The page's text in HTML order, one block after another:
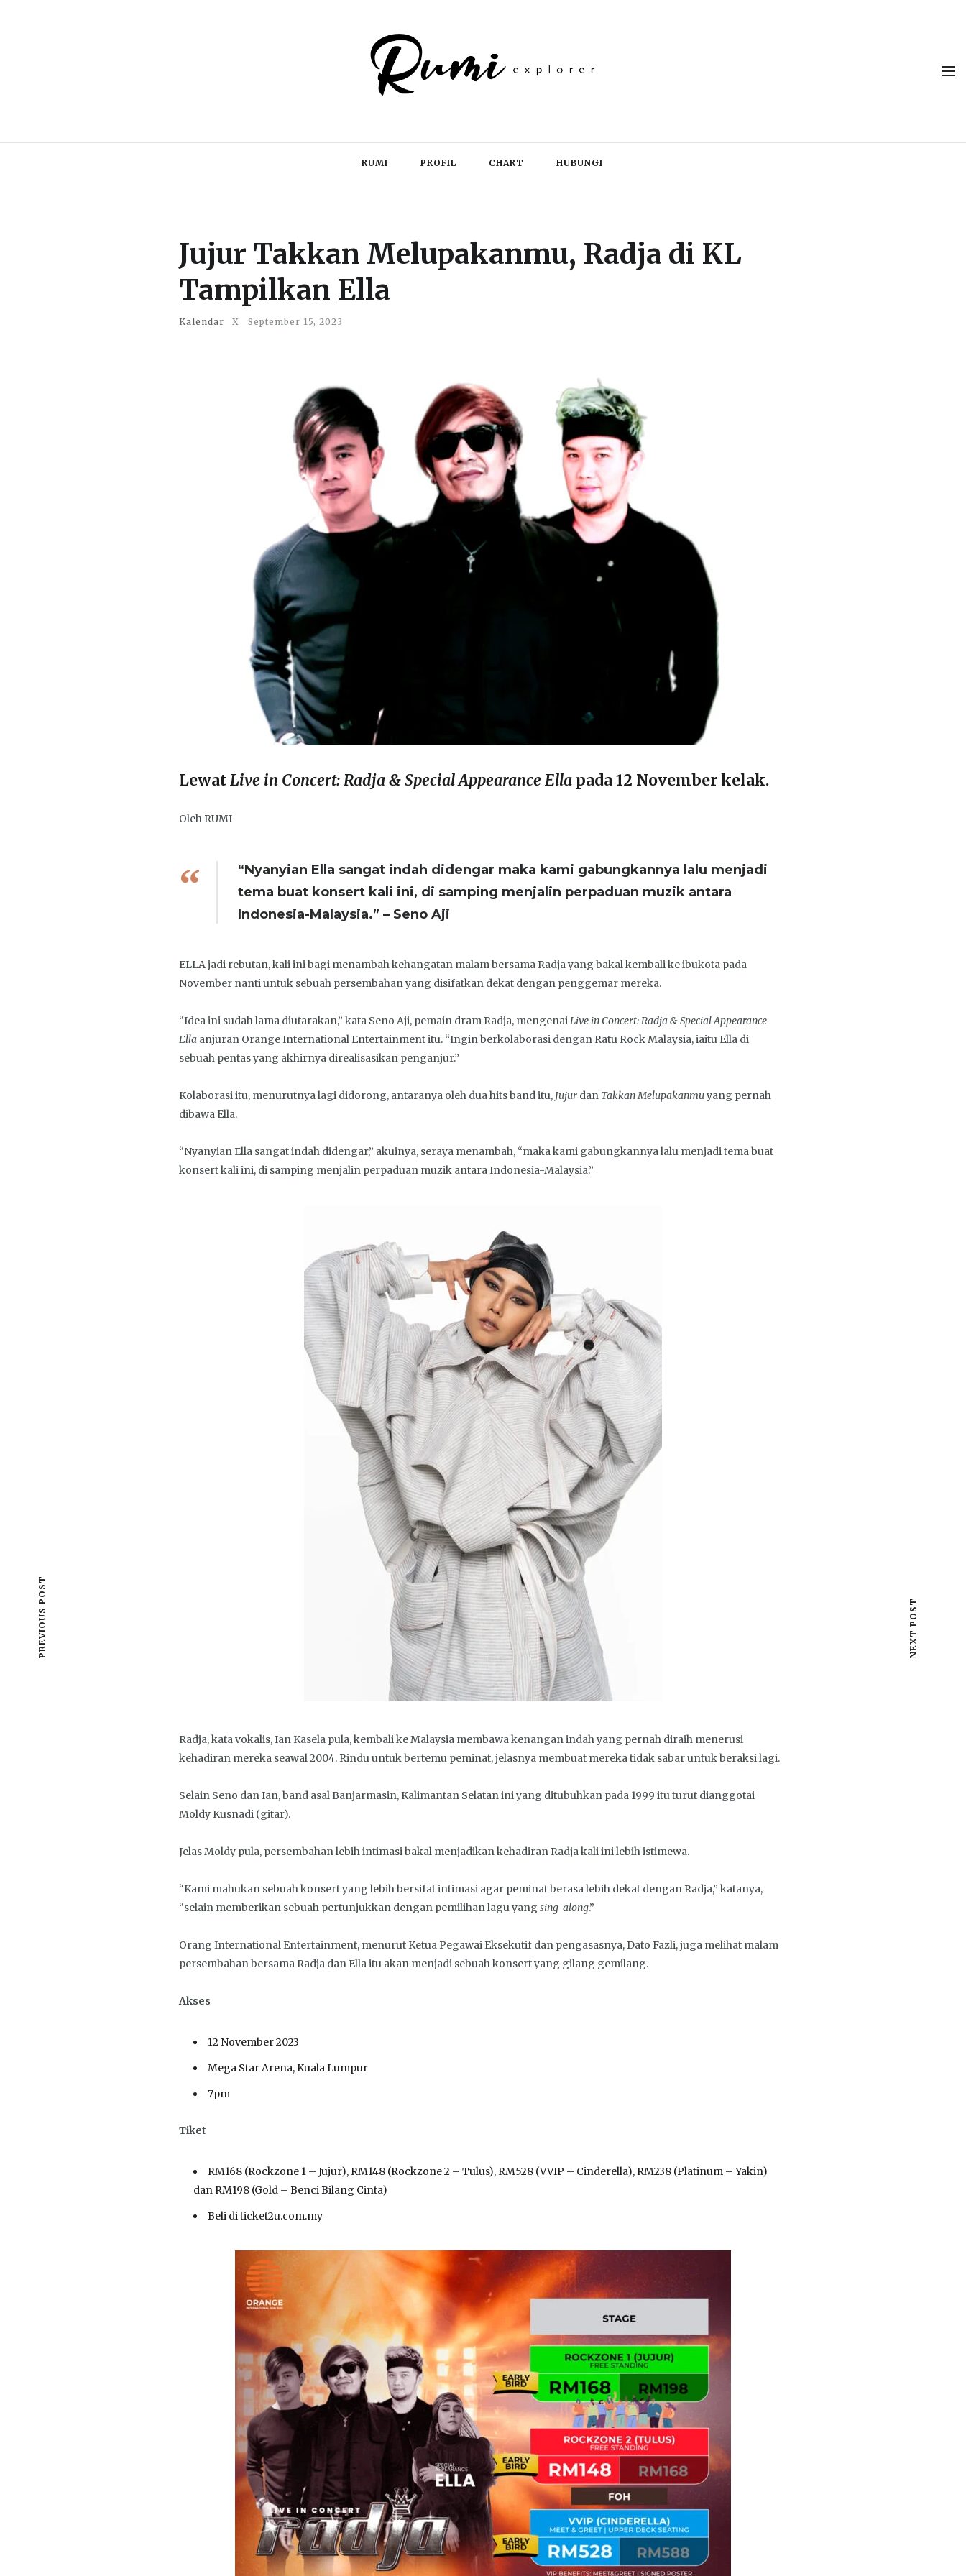
RUMI PROFIL CHART HUBUNGI
Jujur Takkan Melupakanmu, Radja di KL
Tampilkan Ella
Kalendar X September 15, 2023
LewatLive in Concert: Radja & Special Appearance Ella pada 12 November kelak.
Oleh RUMI
“Nyanyian Ella sangat indah didengar maka kami gabungkannya lalu menjadi
tema buat konsert kali ini, di samping menjalin perpaduan muzik antara
Indonesia-Malaysia.” – Seno Aji
ELLA jadi rebutan, kali ini bagi menambah kehangatan malam bersama Radja yang bakal kembali ke ibukota pada
November nanti untuk sebuah persembahan yang disifatkan dekat dengan penggemar mereka.
“Idea ini sudah lama diutarakan,” kata Seno Aji, pemain dram Radja, mengenaiLive in Concert: Radja & Special Appearance
Ella anjuran Orange International Entertainment itu. “Ingin berkolaborasi dengan Ratu Rock Malaysia, iaitu Ella di
sebuah pentas yang akhirnya direalisasikan penganjur.”
Kolaborasi itu, menurutnya lagi didorong, antaranya oleh dua hits band itu, Jujur dan Takkan Melupakanmuyang pernah
dibawa Ella.
“Nyanyian Ella sangat indah didengar,” akuinya, seraya menambah, “maka kami gabungkannya lalu menjadi tema buat
konsert kali ini, di samping menjalin perpaduan muzik antara Indonesia-Malaysia.”
Radja, kata vokalis, Ian Kasela pula, kembali ke Malaysia membawa kenangan indah yang pernah diraih menerusi
kehadiran mereka seawal 2004. Rindu untuk bertemu peminat, jelasnya membuat mereka tidak sabar untuk beraksi lagi.
Selain Seno dan Ian, band asal Banjarmasin, Kalimantan Selatan ini yang ditubuhkan pada 1999 itu turut dianggotai
Moldy Kusnadi (gitar).
Jelas Moldy pula, persembahan lebih intimasi bakal menjadikan kehadiran Radja kali ini lebih istimewa.
“Kami mahukan sebuah konsert yang lebih bersifat intimasi agar peminat berasa lebih dekat dengan Radja,” katanya,
“selain memberikan sebuah pertunjukkan dengan pemilihan lagu yang sing-along.”
Orang International Entertainment, menurut Ketua Pegawai Eksekutif dan pengasasnya, Dato Fazli, juga melihat malam
persembahan bersama Radja dan Ella itu akan menjadi sebuah konsert yang gilang gemilang.
Akses
12 November 2023
Mega Star Arena, Kuala Lumpur
7pm
Tiket
RM168 (Rockzone 1 – Jujur), RM148 (Rockzone 2 – Tulus), RM528 (VVIP – Cinderella), RM238 (Platinum – Yakin)
dan RM198 (Gold – Benci Bilang Cinta)
Beli di ticket2u.com.my
PREVIOUS POST NEXT POST